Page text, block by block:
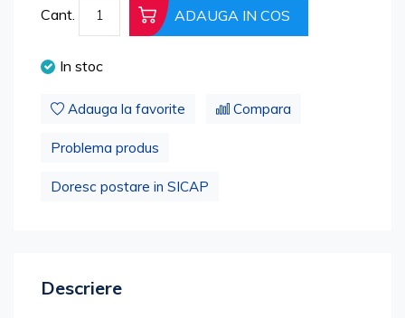
Cant. ADAUGA IN COS
In stoc
Adauga la favorite Compara
Problema produs
Doresc postare in SICAP
Descriere